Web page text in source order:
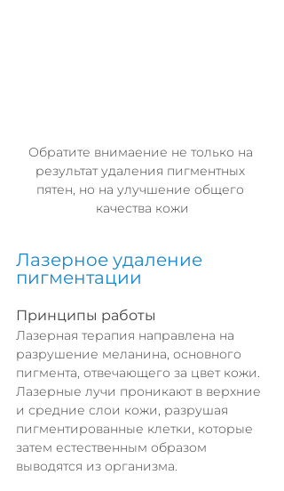
Обратите внимаение не только на
результат удаления пигментных
пятен, но на улучшение общего
качества кожи
Лазерное удаление
пигментации
Принципы работы
Лазерная терапия направлена на
разрушение меланина, основного
пигмента, отвечающего за цвет кожи.
Лазерные лучи проникают в верхние
и средние слои кожи, разрушая
пигментированные клетки, которые
затем естественным образом
выводятся из организма.